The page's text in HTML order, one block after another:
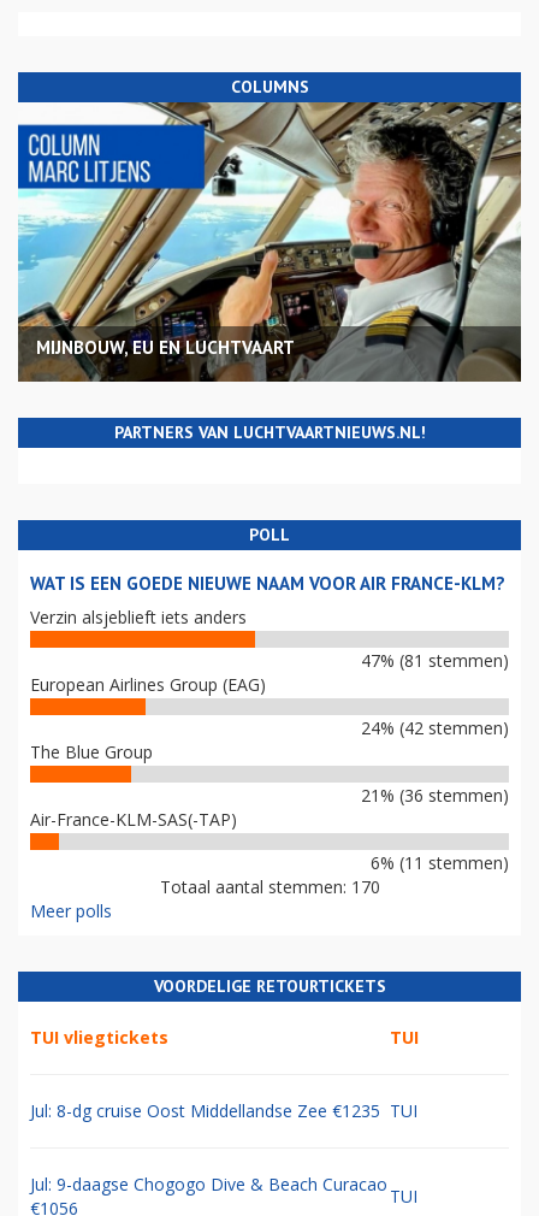
COLUMNS
MIJNBOUW, EU EN LUCHTVAART
PARTNERS VAN LUCHTVAARTNIEUWS.NL!
POLL
WAT IS EEN GOEDE NIEUWE NAAM VOOR AIR FRANCE-KLM?
Verzin alsjeblieft iets anders
47% (81 stemmen)
European Airlines Group (EAG)
24% (42 stemmen)
The Blue Group
21% (36 stemmen)
Air-France-KLM-SAS(-TAP)
6% (11 stemmen)
Totaal aantal stemmen: 170
Meer polls
VOORDELIGE RETOURTICKETS
TUI vliegtickets TUI
Jul: 8-dg cruise Oost Middellandse Zee €1235 TUI
Jul: 9-daagse Chogogo Dive & Beach Curacao
€1056
TUI